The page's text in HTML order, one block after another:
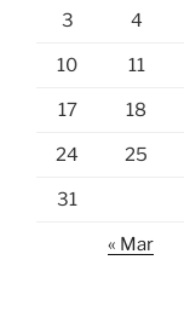
3 4
10 11
17 18
24 25
31
« Mar